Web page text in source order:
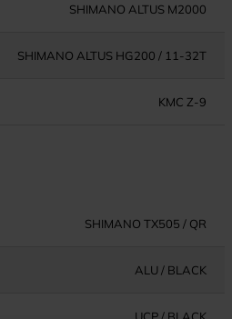
SHIMANO ALTUS M2000
SHIMANO ALTUS HG200 / 11-32T
KMC Z-9
SHIMANO TX505 / QR
ALU / BLACK
UCP / BLACK